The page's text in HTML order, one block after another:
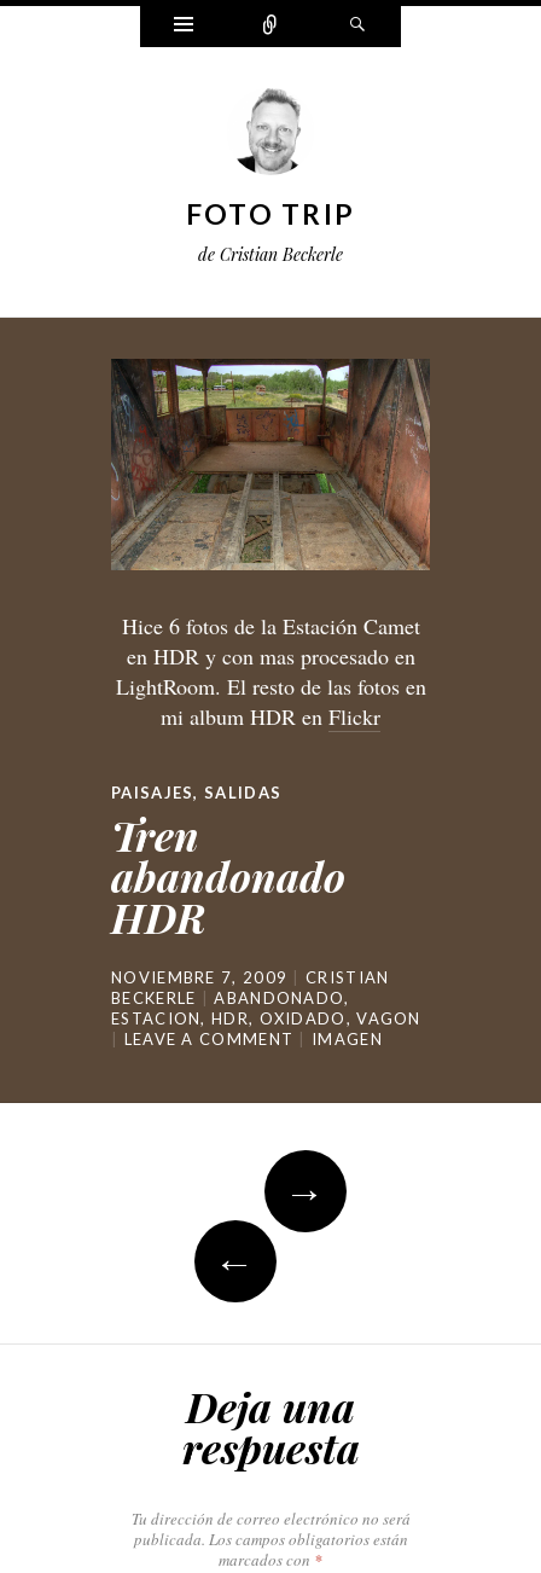
Widgets Connect
FOTO TRIP
de Cristian Beckerle
Hice 6 fotos de la Estación Camet
en HDR y con mas procesado en
LightRoom. El resto de las fotos en
mi album HDR en Flickr
PAISAJES,SALIDAS
Tren
abandonado
HDR
NOVIEMBRE 7, 2009
CRISTIAN
BECKERLE
ABANDONADO,
ESTACION,HDR, OXIDADO,VAGON
LEAVE A COMMENT
IMAGEN
navigation
→
←
Deja una
respuesta
Tu dirección de correo electrónico no será
publicada. Los campos obligatorios están
marcados con *